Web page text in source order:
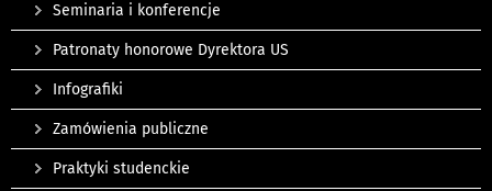
Seminaria i konferencje
Patronaty honorowe Dyrektora US
Infografiki
Zamówienia publiczne
Praktyki studenckie